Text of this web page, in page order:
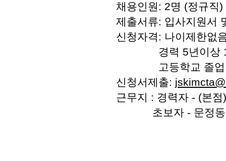
채용인원: 2명 (정규직)
제출서류: 입사지원서
신청자격: 나이제한없
경력 5년이상 1명/
고등학교 졸업
신청서제출:
근무지 : 경력자 - (본
초보자 - 문정동